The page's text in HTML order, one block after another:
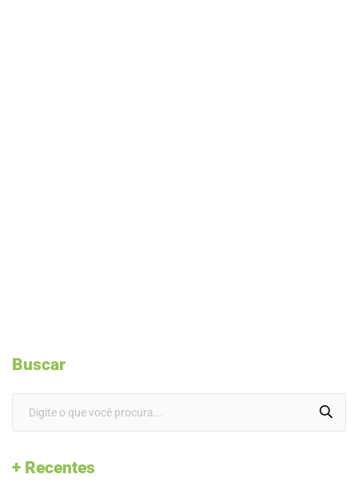
Buscar
+ Recentes